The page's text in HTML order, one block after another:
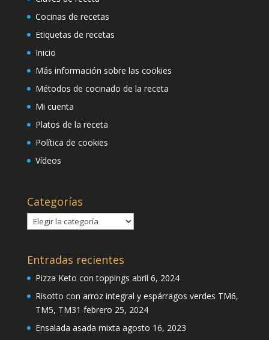
Cocinas de recetas
Etiquetas de recetas
Inicio
Más información sobre las cookies
Métodos de cocinado de la receta
Mi cuenta
Platos de la receta
Política de cookies
Vídeos
Categorías
Categorías
Entradas recientes
Pizza Keto con toppings abril 6, 2024
Risotto con arroz integral y espárragos verdes TM6,
TM5, TM31 febrero 25, 2024
Ensalada asada mixta agosto 16, 2023